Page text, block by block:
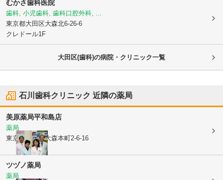
むかさ歯科医院
歯科, 小児歯科, 歯科口腔外科, ...
東京都大田区大森北6-26-6
クレドール1F
大田区(歯科)の病院・クリニック一覧
石川歯科クリニック 近隣の薬局
美原薬局平和島店
薬局
東京都大田区大森本町2-6-16
ツヅノ薬局
薬局